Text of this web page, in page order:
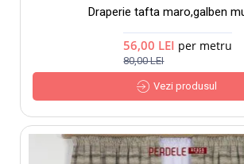
Draperie tafta maro,galben
56,00 LEI per metru
80,00 LEI
Vezi produsul